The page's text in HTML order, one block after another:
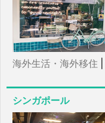
海外生活・海外移住
シンガポール